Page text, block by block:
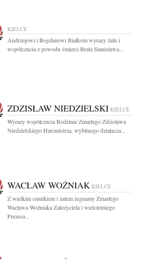
KIELCE
Andrzejowi i Bogdanowi Białkom wyrazy żalu i
współczucia z powodu śmierci Brata Stanisława...
ZDZISŁAW NIEDZIELSKI KIELCE
Wyrazy współczucia Rodzinie Zmarłego Zdzisława
Niedzielskiego Harcmistrza, wybitnego działacza...
WACŁAW WOŹNIAK KIELCE
Z wielkim smutkiem i żalem żegnamy Zmarłego
Wacława Woźniaka Założyciela i wieloletniego
Prezesa...